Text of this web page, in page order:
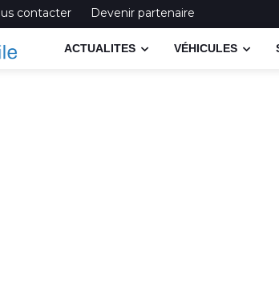
contacter Devenir partenaire
ACTUALITES VÉHICULES